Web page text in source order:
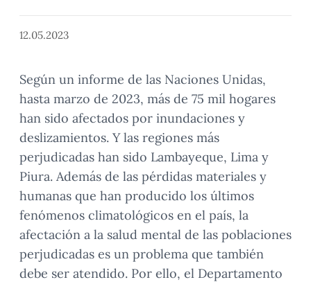
12.05.2023
Según un informe de las Naciones Unidas,
hasta marzo de 2023, más de 75 mil hogares
han sido afectados por inundaciones y
deslizamientos. Y las regiones más
perjudicadas han sido Lambayeque, Lima y
Piura. Además de las pérdidas materiales y
humanas que han producido los últimos
fenómenos climatológicos en el país, la
afectación a la salud mental de las poblaciones
perjudicadas es un problema que también
debe ser atendido. Por ello, el Departamento